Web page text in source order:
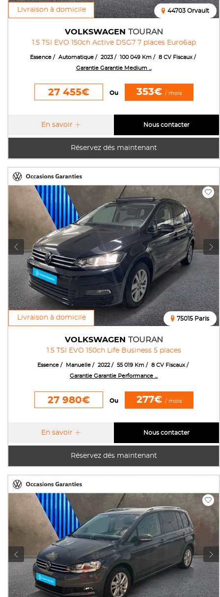
Livraison à domicile
VOLKSWAGEN TOURAN
1.5 TSI EVO 150ch Active DSG7 7 places Euro6ap
44703 Orvault
Essence Automatique 2023 100 049 Km
8 CV Fiscaux
Garantie Garantie Medium ...
27 455€ Ou 353€ / mois
Réservez dés maintenant
En savoir Nous contacter
Livraison à domicile
VOLKSWAGEN TOURAN
1.5 TSI EVO 150ch Life Business 5 places
75015 Paris
Essence Manuelle 2022 55 019 Km
8 CV Fiscaux
Garantie Garantie Performance ...
27 980€ Ou 277€ / mois
Réservez dés maintenant
En savoir Nous contacter